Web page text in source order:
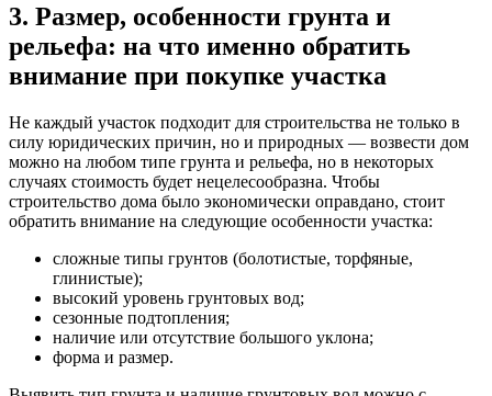
3. Размер, особенности грунта и
рельефа: на что именно обратить
внимание при покупке участка
Не каждый участок подходит для строительства не только в
силу юридических причин, но и природных — возвести дом
можно на любом типе грунта и рельефа, но в некоторых
случаях стоимость будет нецелесообразна. Чтобы
строительство дома было экономически оправдано, стоит
обратить внимание на следующие особенности участка:
сложные типы грунтов (болотистые, торфяные,
глинистые);
высокий уровень грунтовых вод;
сезонные подтопления;
наличие или отсутствие большого уклона;
форма и размер.